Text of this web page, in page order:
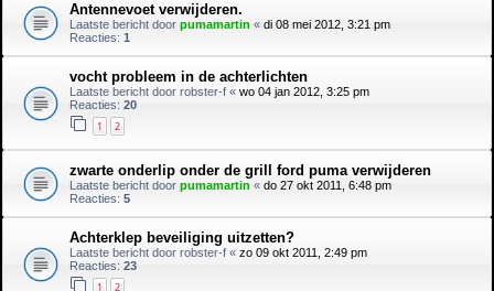
Antennevoet verwijderen.
Laatste bericht door pumamartin « di 08 mei 2012, 3:21 pm
Reacties: 1
vocht probleem in de achterlichten
Laatste bericht door robster-f « wo 04 jan 2012, 3:25 pm
Reacties: 20
1 2
zwarte onderlip onder de grill ford puma verwijderen
Laatste bericht door pumamartin « do 27 okt 2011, 6:48 pm
Reacties: 5
Achterklep beveiliging uitzetten?
Laatste bericht door robster-f « zo 09 okt 2011, 2:49 pm
Reacties: 23
1 2